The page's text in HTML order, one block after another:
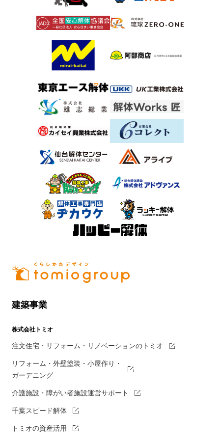
建築事業
株式会社トミオ
注文住宅・リフォーム・リノベーションのトミオ
リフォーム・外壁塗装・小屋作り・
ガーデニング
介護施設・障がい者施設運営サポート
千葉スピード解体
トミオの資産活用